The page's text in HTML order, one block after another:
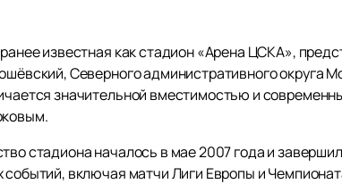
известная как стадион «Арена ЦСКА»,
Северного административного округа
значительной вместимостью и
стадиона началось в мае 2007 года и
событий, включая матчи Лиги Европы и